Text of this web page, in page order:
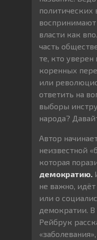
политических
власти как
часть
те, кто
коренных
или
ответить на
выборы
народа?
Автор
неизвестной
которая
демократию.
не важно,
или о
демократии. В
Рейбрук